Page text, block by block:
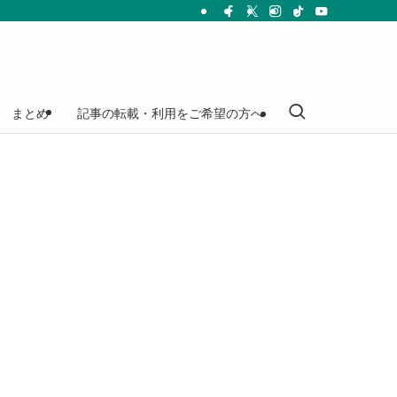
まとめ 記事の転載・利用をご希望の方へ